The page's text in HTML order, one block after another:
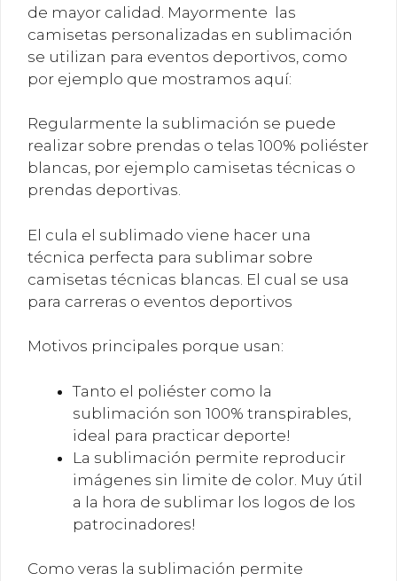
de mayor calidad. Mayormente las
camisetas personalizadas en sublimación
se utilizan para eventos deportivos, como
por ejemplo que mostramos aquí:
Regularmente la sublimación se puede
realizar sobre prendas o telas 100% poliéster
blancas, por ejemplo camisetas técnicas o
prendas deportivas.
El cula el sublimado viene hacer una
técnica perfecta para sublimar sobre
camisetas técnicas blancas. El cual se usa
para carreras o eventos deportivos
Motivos principales porque usan:
Tanto el poliéster como la
sublimación son 100% transpirables,
ideal para practicar deporte!
La sublimación permite reproducir
imágenes sin limite de color. Muy útil
a la hora de sublimar los logos de los
patrocinadores!
Como veras la sublimación permite